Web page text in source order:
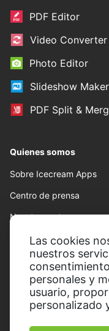
Las cookies
nuestros
personales y
usuario,
personalizado
PDF Editor
Video Converter
Photo Editor
Slideshow Maker
PDF Split &
Quienes somos
Sobre Icecream Apps
Centro de prensa
Nuestros autores
Colaboración